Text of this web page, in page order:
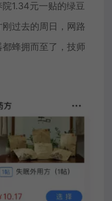
1.34元一贴的绿豆
过去的周日，网路
都蜂拥而至了，技师